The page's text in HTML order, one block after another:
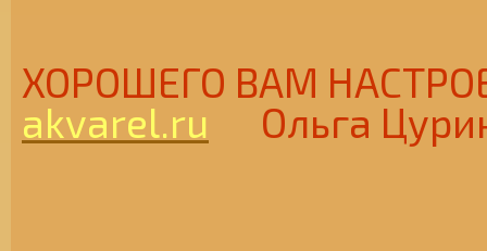
ХОРОШЕГО ВАМ
akvarel.ru
Ольга